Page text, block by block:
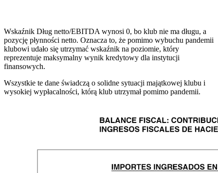
Wskaźnik Dług netto/EBITDA wynosi 0, bo klub nie ma długu, a
pozycję płynności netto. Oznacza to, że pomimo wybuchu pandemii
klubowi udało się utrzymać wskaźnik na poziomie, który
reprezentuje maksymalny wynik kredytowy dla instytucji
finansowych.
Wszystkie te dane świadczą o solidne sytuacji majątkowej klubu i
wysokiej wypłacalności, którą klub utrzymał pomimo pandemii.